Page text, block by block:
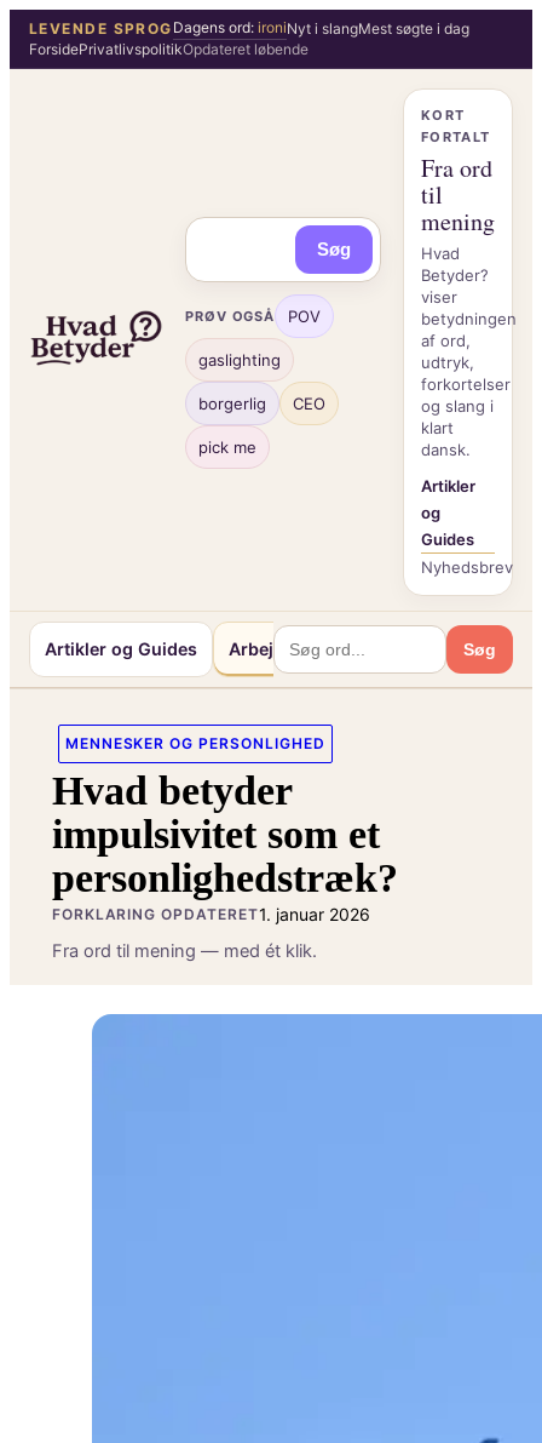
Spring
LEVENDE SPROG Dagens ord: ironiNyt i slangMest søgte i dag
ForsidePrivatlivspolitikOpdateret løbende
Søg
PRØV OGSÅ POV
gaslighting
borgerlig CEO
pick me
KORT
FORTALT
Fra ord
til
mening
Hvad
Betyder?
viser
betydningen
af ord,
udtryk,
forkortelser
og slang i
klart
dansk.
Artikler
og
Guides
Nyhedsbrev
Artikler og Guides Arbejde og Karriereliv Søg
MENNESKER OG PERSONLIGHED
Hvad betyder
impulsivitet som et
personlighedstræk?
FORKLARING OPDATERET1. januar 2026
Fra ord til mening — med ét klik.